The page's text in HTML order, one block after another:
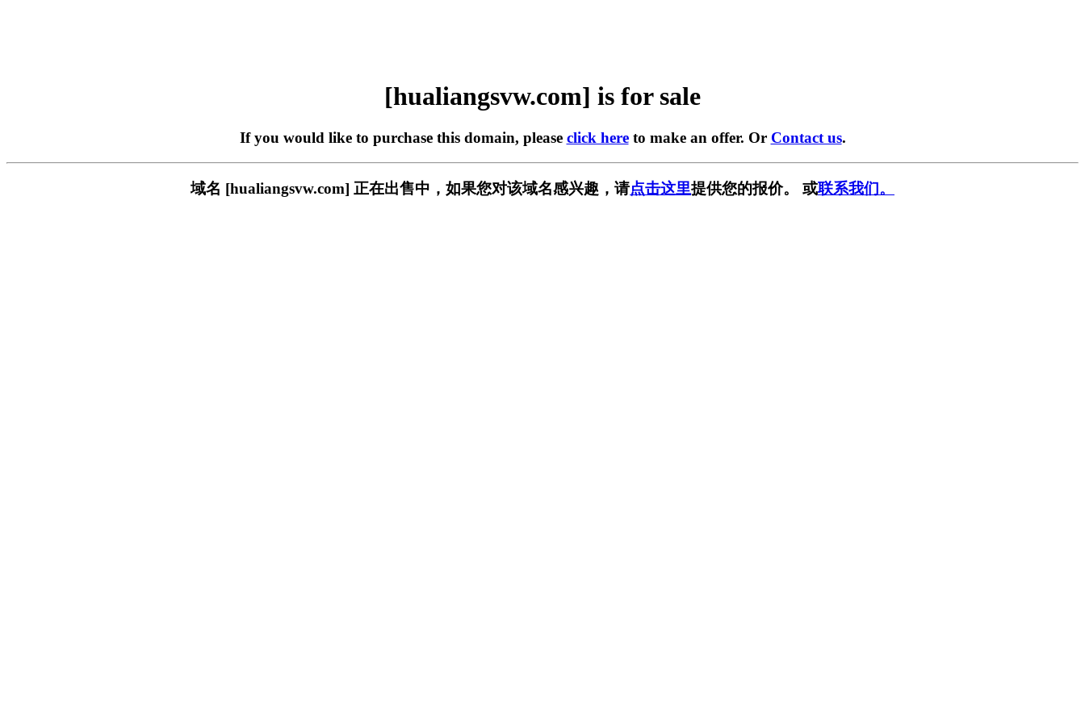
[hualiangsvw.com] is for sale
If you would like to purchase this domain, please click hereto make an offer. Or Contact us.
域名 [hualiangsvw.com] 正在出售中，如果您对该域名感兴趣，请点击这里提供您的报价。 或联系我们。